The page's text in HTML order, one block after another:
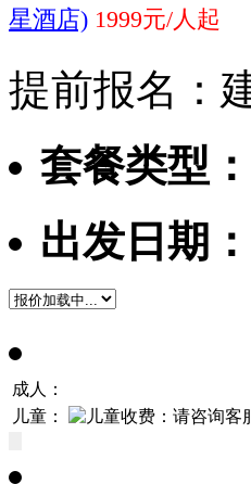
星酒店) 1999元/人起
提前报名：
套餐类型：
出发日期：
成人：
儿童：